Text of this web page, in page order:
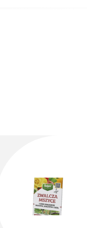
jeszcze nie znaliśmy
szkodliwe dla innych
wykorzystać stare
sukces!
historiami i poradami w